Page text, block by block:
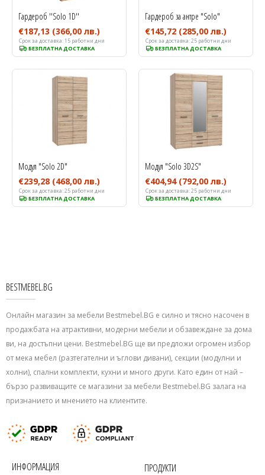
Срок за доставка:15 работни дни
БЕЗПЛАТНА ДОСТАВКА
Гардероб ''Solo 1D''
€187,13 (366,00 лв.)
Срок за доставка:25 работни дни
БЕЗПЛАТНА ДОСТАВКА
Гардероб за антре "Solo"
€145,72 (285,00 лв.)
Срок за доставка:25 работни дни
БЕЗПЛАТНА ДОСТАВКА
Модул "Solo 2D"
€239,28 (468,00 лв.)
Срок за доставка:25 работни дни
БЕЗПЛАТНА ДОСТАВКА
Модул "Solo 3D2S"
€404,94 (792,00 лв.)
BESTMEBEL.BG
Онлайн магазин за мебели Bestmebel.BG е силно и тясно насочен в
продажбата на атрактивни, модерни мебели и обзавеждане за дома
ви, на достъпни цени. Bestmebel.BG ще ви предложи огромен избор
от мека мебел (разтегателни и ъглови дивани), секции (модулни и
холни), спални комплекти, кухни и много други. Като един от най –
бързо развиващите се магазини за мебели Bestmebel.BG залага на
признанието и мнението на клиентите.
ИНФОРМАЦИЯ ПРОДУКТИ